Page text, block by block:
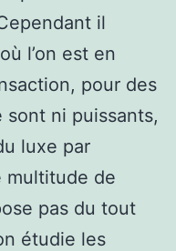
il
l’on est en
pour des
ni puissants,
luxe par
multitude de
pas du tout
étudie les